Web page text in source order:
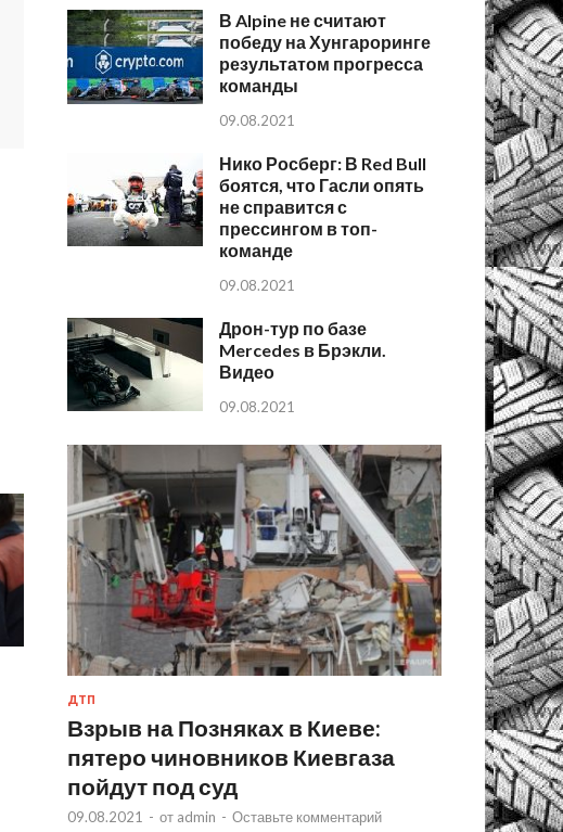
В Alpine не считают
победу на Хунгароринге
результатом прогресса
команды
09.08.2021
Нико Росберг: В Red Bull
боятся, что Гасли опять
не справится с
прессингом в топ-
команде
09.08.2021
Дрон-тур по базе
Mercedes в Брэкли.
Видео
09.08.2021
ДТП
Взрыв на Позняках в Киеве:
пятеро чиновников Киевгаза
пойдут под суд
09.08.2021 - от admin - Оставьте комментарий